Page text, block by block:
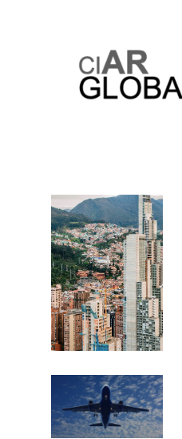
Presione enter para